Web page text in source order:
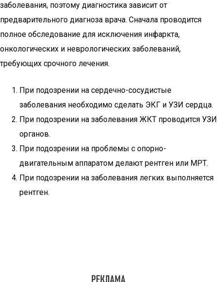
заболевания, поэтому диагностика зависит от
предварительного диагноза врача. Сначала проводится
полное обследование для исключения инфаркта,
онкологических и неврологических заболеваний,
требующих срочного лечения.
При подозрении на сердечно-сосудистые
заболевания необходимо сделать ЭКГ и УЗИ сердца.
При подозрении на заболевания ЖКТ проводится УЗИ
органов.
При подозрении на проблемы с опорно-
двигательным аппаратом делают рентген или МРТ.
При подозрении на заболевания легких выполняется
рентген.